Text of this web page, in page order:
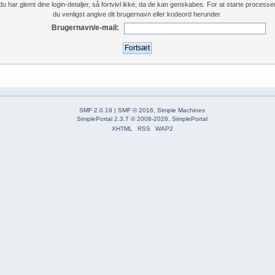
har glemt dine login-detaljer, så fortvivl ikke, da de kan genskabes. For at starte
du venligst angive dit brugernavn eller kodeord herunder.
Brugernavn/e-mail:
SMF 2.0.19 | SMF © 2016
Simple Machines
SimplePortal 2.3.7 © 2008-2026, SimplePortal
XHTML
RSS WAP2